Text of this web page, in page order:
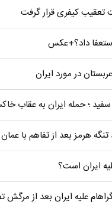
تعقیب کیفری قرار گرفت
داد؟+عکس
در مورد ایران
؛ حمله ایران به عقاب
هرمز بعد از تفاهم با عمان
ایران است؟
علیه ایران بعد از